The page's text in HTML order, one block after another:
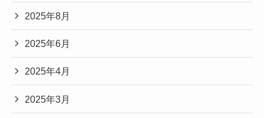
2025年8月
2025年6月
2025年4月
2025年3月